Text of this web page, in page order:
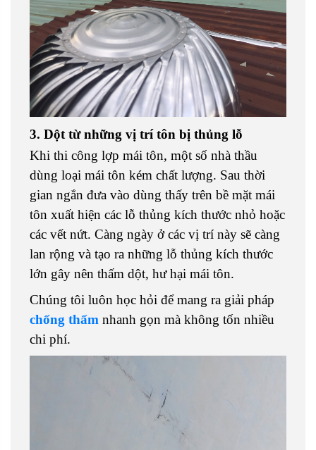
3. Dột từ những vị trí tôn bị thủng lỗ
Khi thi công lợp mái tôn, một số nhà thầu
dùng loại mái tôn kém chất lượng. Sau thời
gian ngắn đưa vào dùng thấy trên bề mặt mái
tôn xuất hiện các lỗ thủng kích thước nhỏ hoặc
các vết nứt. Càng ngày ở các vị trí này sẽ càng
lan rộng và tạo ra những lỗ thủng kích thước
lớn gây nên thấm dột, hư hại mái tôn.
Chúng tôi luôn học hỏi để mang ra giải pháp
chống thấm nhanh gọn mà không tốn nhiều
chi phí.